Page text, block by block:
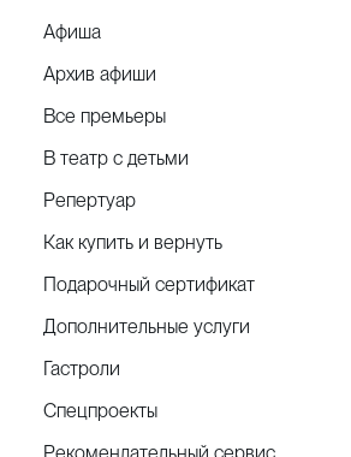
Афиша
Архив афиши
Все премьеры
В театр с детьми
Репертуар
Как купить и вернуть
Подарочный сертификат
Дополнительные услуги
Гастроли
Спецпроекты